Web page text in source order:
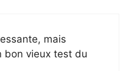
mais
bon vieux test du